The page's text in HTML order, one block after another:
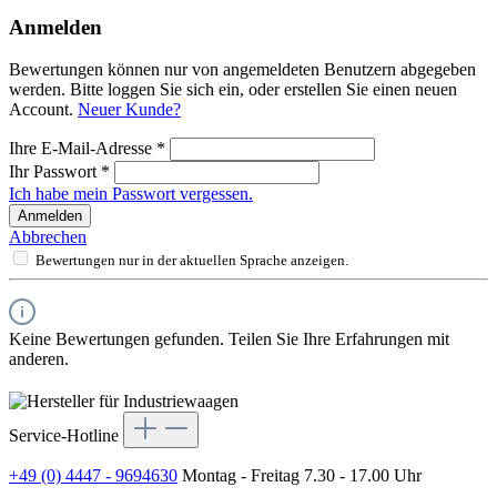
Anmelden
Bewertungen können nur von angemeldeten Benutzern abgegeben
werden. Bitte loggen Sie sich ein, oder erstellen Sie einen neuen
Account. Neuer Kunde?
Ihre E-Mail-Adresse *
Ihr Passwort *
Ich habe mein Passwort vergessen.
Anmelden
Abbrechen
Bewertungen nur in der aktuellen Sprache anzeigen.
Keine Bewertungen gefunden. Teilen Sie Ihre Erfahrungen mit
anderen.
Service-Hotline
+49 (0) 4447 - 9694630 Montag - Freitag 7.30 - 17.00 Uhr